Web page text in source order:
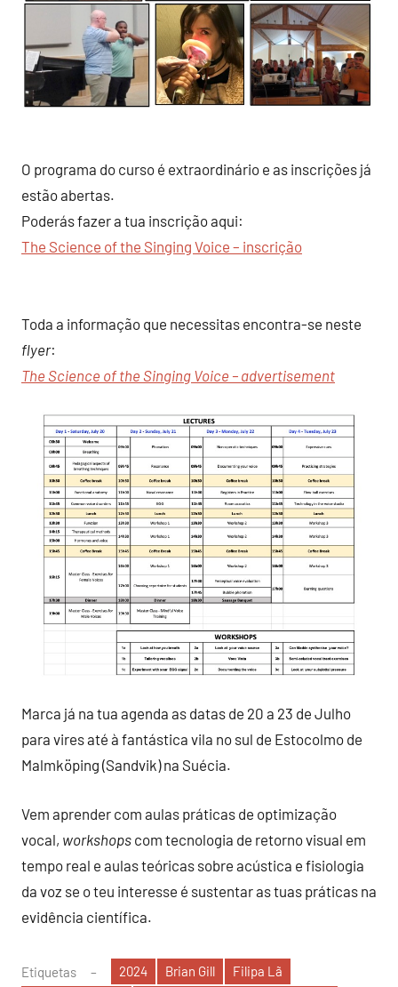
O programa do curso é extraordinário e as inscrições já
estão abertas.
Poderás fazer a tua inscrição aqui:
The Science of the Singing Voice – inscrição
Toda a informação que necessitas encontra-se neste
flyer:
The Science of the Singing Voice – advertisement
Marca já na tua agenda as datas de 20 a 23 de Julho
para vires até à fantástica vila no sul de Estocolmo de
Malmköping (Sandvik) na Suécia.
Vem aprender com aulas práticas de optimização
vocal, workshops com tecnologia de retorno visual em
tempo real e aulas teóricas sobre acústica e fisiologia
da voz se o teu interesse é sustentar as tuas práticas na
evidência científica.
Etiquetas 2024 Brian Gill Filipa Lã